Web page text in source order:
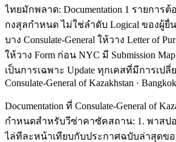
ไทยมักพลาด: Documentation 1 รายการ
กงสุลกำหนด ไม่ใช่ลำดับ Logical ของผู้ยื่
บาง Consulate-General ให้วาง Letter of
ให้วาง Form ก่อน NYC มี Submission
เป็นการเฉพาะ Update ทุกเคสที่มีการเป
Consulate-General of Kazakhstan · Bangkok
Documentation ที่ Consulate-General of
กำหนดสำหรับวีซ่าคาซัคสถาน: 1. พาสป
ไล่ทีละหน้าเทียบกับประกาศฉบับล่าสุดของ